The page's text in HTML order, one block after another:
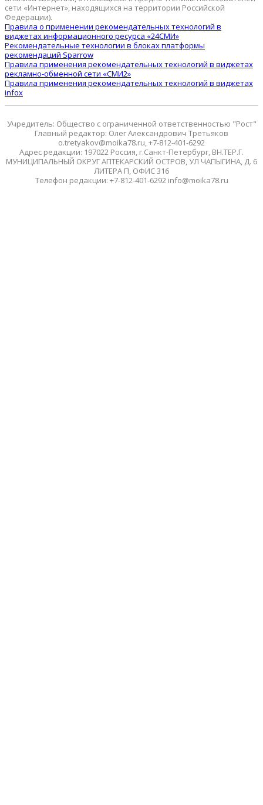
сети «Интернет», находящихся на территории Российской
Федерации).
Правила о применении рекомендательных технологий в
виджетах информационного ресурса «24СМИ»
Рекомендательные технологии в блоках платформы
рекомендаций Sparrow
Правила применения рекомендательных технологий в виджетах
рекламно-обменной сети «СМИ2»
Правила применения рекомендательных технологий в виджетах
infox
Учредитель: Общество с ограниченной ответственностью "Рост"
Главный редактор: Олег Александрович Третьяков
o.tretyakov@moika78.ru, +7-812-401-6292
Адрес редакции: 197022 Россия, г.Санкт-Петербург, ВН.ТЕР.Г.
МУНИЦИПАЛЬНЫЙ ОКРУГ АПТЕКАРСКИЙ ОСТРОВ, УЛ ЧАПЫГИНА, Д. 6
ЛИТЕРА П, ОФИС 316
Телефон редакции: +7-812-401-6292 info@moika78.ru